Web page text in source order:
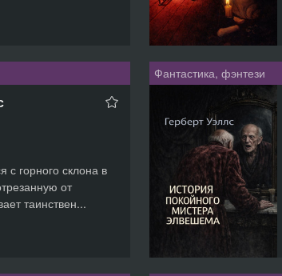
с горного склона в
от
таинствен...
Фантастика, фэнтези